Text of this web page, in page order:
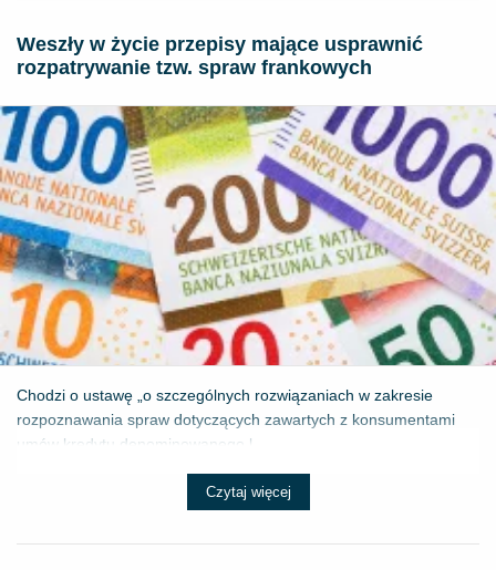
Weszły w życie przepisy mające usprawnić
rozpatrywanie tzw. spraw frankowych
Chodzi o ustawę „o szczególnych rozwiązaniach w zakresie
rozpoznawania spraw dotyczących zawartych z konsumentami
umów kredytu denominowanego l...
Czytaj więcej